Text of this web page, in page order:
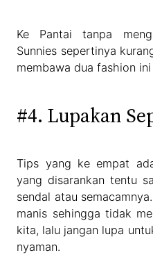
Ke Pantai tanpa
Sunnies sepertinya
membawa dua fashion
#4. Lupakan
Tips yang ke empat
yang disarankan tentu
sendal atau
manis sehingga tidak
kita, lalu jangan lupa
nyaman.